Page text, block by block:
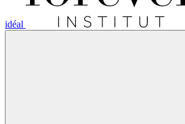
idéal